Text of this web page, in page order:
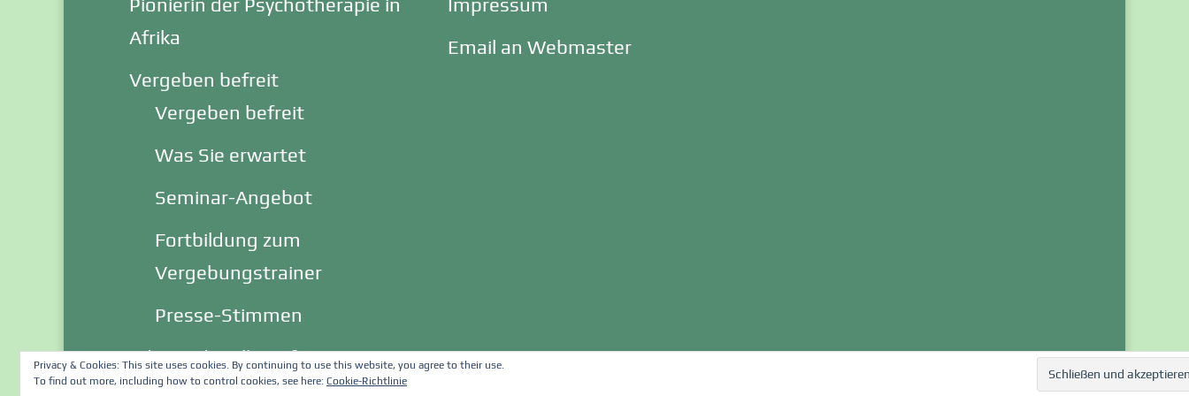
Privacy & Cookies: This site uses cookies. By continuing to use this website, you agree to their use.
To find out more, including how to control cookies, see here: Cookie-Richtlinie
Afrika
Vergeben befreit
Vergeben befreit
Was Sie erwartet
Seminar-Angebot
Fortbildung zum
Vergebungstrainer
Presse-Stimmen
Eder und Mollé Stiftung
Email an Webmaster